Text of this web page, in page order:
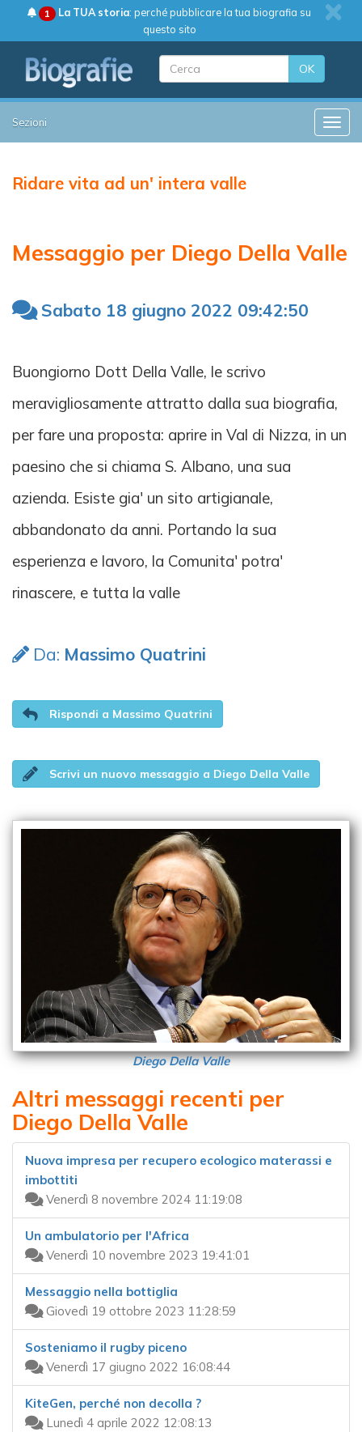
1 La TUA storia: perché pubblicare la tua biografia su
questo sito
OK
Sezioni
Ridare vita ad un' intera valle
Messaggio per Diego Della Valle
Sabato 18 giugno 2022 09:42:50
Buongiorno Dott Della Valle, le scrivo
meravigliosamente attratto dalla sua biografia,
per fare una proposta: aprire in Val di Nizza, in un
paesino che si chiama S. Albano, una sua
azienda. Esiste gia' un sito artigianale,
abbandonato da anni. Portando la sua
esperienza e lavoro, la Comunita' potra'
rinascere, e tutta la valle
Da: Massimo Quatrini
Rispondi a Massimo Quatrini
Scrivi un nuovo messaggio a Diego Della Valle
Diego Della Valle
Altri messaggi recenti per
Diego Della Valle
Nuova impresa per recupero ecologico materassi e
imbottiti
Venerdì 8 novembre 2024 11:19:08
Un ambulatorio per l'Africa
Venerdì 10 novembre 2023 19:41:01
Messaggio nella bottiglia
Giovedì 19 ottobre 2023 11:28:59
Sosteniamo il rugby piceno
Venerdì 17 giugno 2022 16:08:44
KiteGen, perché non decolla ?
Lunedì 4 aprile 2022 12:08:13